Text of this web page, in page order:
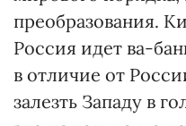
преобразования.
Россия идет ва-
в отличие от
залезть Западу в